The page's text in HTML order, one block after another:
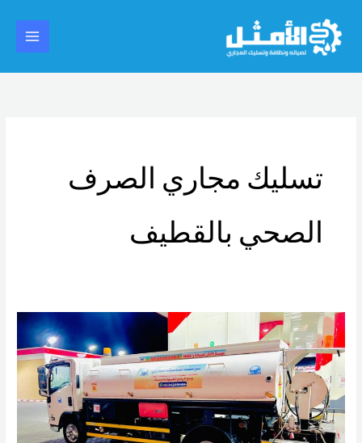
المحتوى
تسليك مجاري الصرف
الصحي بالقطيف
شركة
تسليك
مجاري
بالقطيف